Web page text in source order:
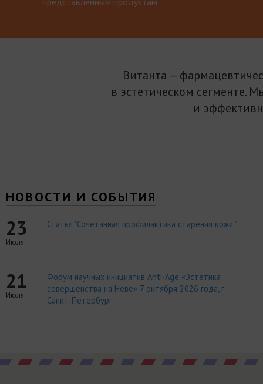
Витанта —
в эстетическом сегменте.
и
НОВОСТИ И СОБЫТИЯ
23
Июля
Статья "Сочетанная профилактика старения кожи."
21
Июля
Форум научных инициатив Anti-Age «Эстетика
совершенства на Неве» 7 октября 2026 года, г.
Санкт-Петербург.